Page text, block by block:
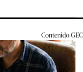
ContenidoGEC